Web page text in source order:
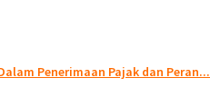
Penerimaan Pajak dan Peran...